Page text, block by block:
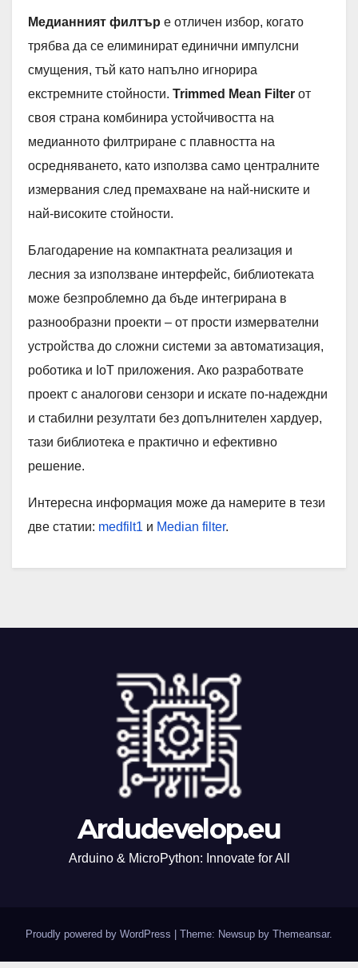
Медианният филтър е отличен избор, когато
трябва да се елиминират единични импулсни
смущения, тъй като напълно игнорира
екстремните стойности. Trimmed Mean Filter от
своя страна комбинира устойчивостта на
медианното филтриране с плавността на
осредняването, като използва само централните
измервания след премахване на най-ниските и
най-високите стойности.
Благодарение на компактната реализация и
лесния за използване интерфейс, библиотеката
може безпроблемно да бъде интегрирана в
разнообразни проекти – от прости измервателни
устройства до сложни системи за автоматизация,
роботика и IoT приложения. Ако разработвате
проект с аналогови сензори и искате по-надеждни
и стабилни резултати без допълнителен хардуер,
тази библиотека е практично и ефективно
решение.
Интересна информация може да намерите в тези
две статии: medfilt1 и Median filter.
Ardudevelop.eu
Arduino & MicroPython: Innovate for All
Proudly powered by WordPress | Theme: Newsup by Themeansar.